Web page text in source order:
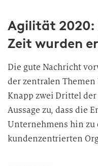
Agilität 2020:
Zeit wurden
Die gute Nachricht
der zentralen
Knapp zwei Drittel
Aussage zu, dass die
Unternehmens hin zu
kundenzentrierten